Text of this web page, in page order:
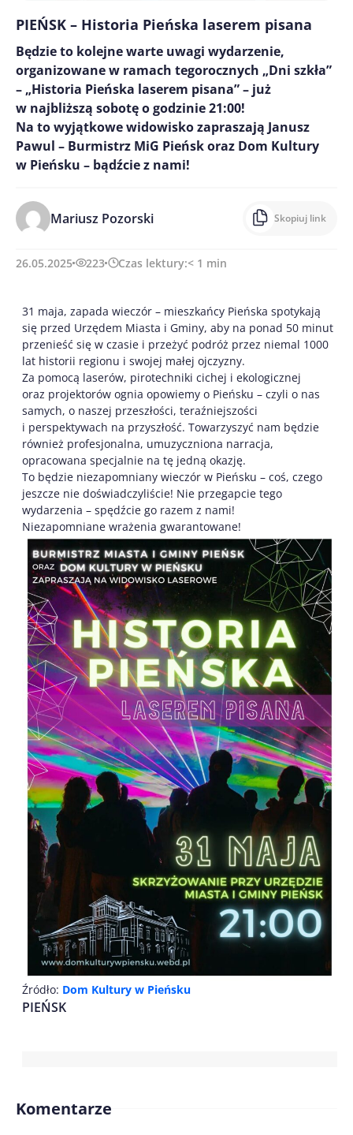
PIEŃSK – Historia Pieńska laserem pisana
Będzie to kolejne warte uwagi wydarzenie,
organizowane w ramach tegorocznych „Dni szkła”
– „Historia Pieńska laserem pisana” – już
w najbliższą sobotę o godzinie 21:00!
Na to wyjątkowe widowisko zapraszają Janusz
Pawul – Burmistrz MiG Pieńsk oraz Dom Kultury
w Pieńsku – bądźcie z nami!
Mariusz Pozorski Skopiuj link
26.05.2025 223 Czas lektury:< 1 min
31 maja, zapada wieczór – mieszkańcy Pieńska spotykają
się przed Urzędem Miasta i Gminy, aby na ponad 50 minut
przenieść się w czasie i przeżyć podróż przez niemal 1000
lat historii regionu i swojej małej ojczyzny.
Za pomocą laserów, pirotechniki cichej i ekologicznej
oraz projektorów ognia opowiemy o Pieńsku – czyli o nas
samych, o naszej przeszłości, teraźniejszości
i perspektywach na przyszłość. Towarzyszyć nam będzie
również profesjonalna, umuzyczniona narracja,
opracowana specjalnie na tę jedną okazję.
To będzie niezapomniany wieczór w Pieńsku – coś, czego
jeszcze nie doświadczyliście! Nie przegapcie tego
wydarzenia – spędźcie go razem z nami!
Niezapomniane wrażenia gwarantowane!
Źródło: Dom Kultury w Pieńsku
PIEŃSK
Komentarze